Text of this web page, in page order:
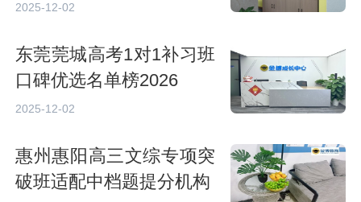
名
2025-12-02
东莞莞城高考1对1补习班
口碑优选名单榜2026
2025-12-02
惠州惠阳高三文综专项突
破班适配中档题提分机构